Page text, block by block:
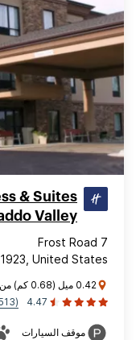
& Suites
Valley
7 Frost Road
United States
0.42 ميل (0.68 كم) من وسط المدينة Caddo Valley
4.47
(1513 reviews)
موقف السيارات